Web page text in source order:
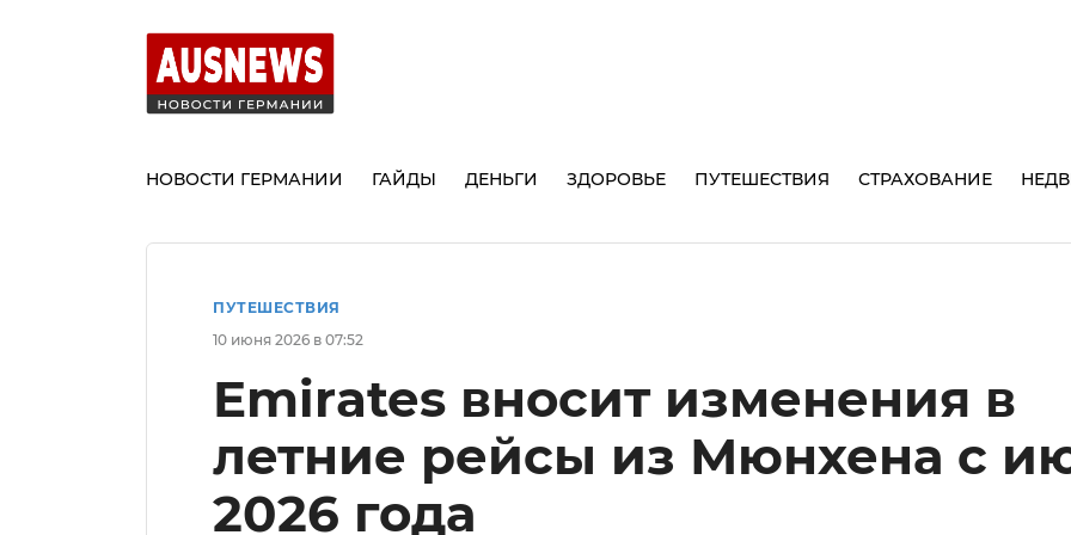
НОВОСТИ ГЕРМАНИИ ГАЙДЫ ДЕНЬГИ ЗДОРОВЬЕ ПУТЕШЕСТВИЯ СТРАХОВАНИЕ
ПУТЕШЕСТВИЯ
10 июня 2026 в 07:52
Emirates вносит изменения в
летние рейсы из Мюнхена с
2026 года